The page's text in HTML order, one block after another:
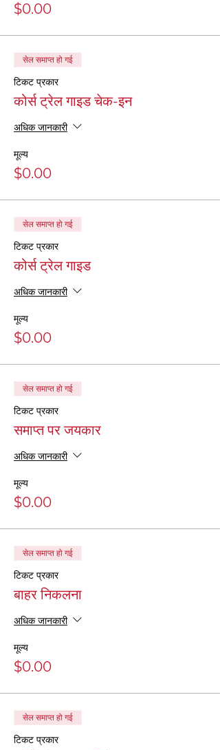
$0.00
सेल समाप्त हो गई
टिकट प्रकार
कोर्स ट्रेल गाइड चेक-इन
अधिक जानकारी
मूल्य
$0.00
सेल समाप्त हो गई
टिकट प्रकार
कोर्स ट्रेल गाइड
अधिक जानकारी
मूल्य
$0.00
सेल समाप्त हो गई
टिकट प्रकार
समाप्त पर जयकार
अधिक जानकारी
मूल्य
$0.00
सेल समाप्त हो गई
टिकट प्रकार
बाहर निकलना
अधिक जानकारी
मूल्य
$0.00
सेल समाप्त हो गई
टिकट प्रकार